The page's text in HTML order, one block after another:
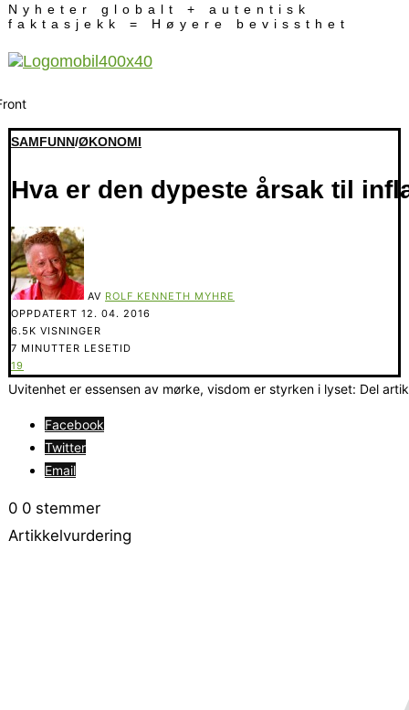
Nyheter globalt + autentisk
faktasjekk = Høyere bevissthet
SAMFUNN/ØKONOMI
Hva er den dypeste årsak til
AV ROLF KENNETH MYHRE
OPPDATERT 12. 04. 2016
6.5K VISNINGER
7 MINUTTER LESETID
19
Uvitenhet er essensen av mørke, visdom er styrken i lyset: Del
Facebook
Twitter
Email
0 0 stemmer
Artikkelvurdering